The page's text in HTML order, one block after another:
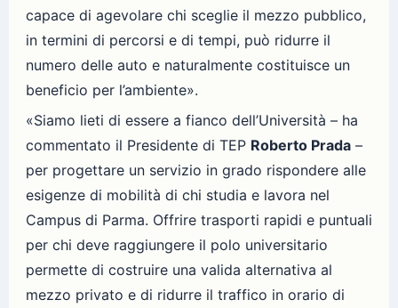
capace di agevolare chi sceglie il mezzo pubblico,
in termini di percorsi e di tempi, può ridurre il
numero delle auto e naturalmente costituisce un
beneficio per l’ambiente».
«Siamo lieti di essere a fianco dell’Università – ha
commentato il Presidente di TEP Roberto Prada –
per progettare un servizio in grado rispondere alle
esigenze di mobilità di chi studia e lavora nel
Campus di Parma. Offrire trasporti rapidi e puntuali
per chi deve raggiungere il polo universitario
permette di costruire una valida alternativa al
mezzo privato e di ridurre il traffico in orario di